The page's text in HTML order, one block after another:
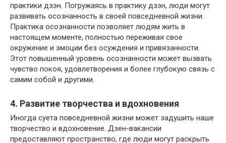
практики дзэн. Погружаясь в практику дзэн, люди могут
развивать осознанность в своей повседневной жизни.
Практика осознанности позволяет людям жить в
настоящем моменте, полностью переживая свое
окружение и эмоции без осуждения и привязанности.
Этот повышенный уровень осознанности может вызвать
чувство покоя, удовлетворения и более глубокую связь с
самим собой и другими.
4. Развитие творчества и вдохновения
Иногда суета повседневной жизни может задушить наше
творчество и вдохновение. Дзен-вакансии
предоставляют пространство, где люди могут раскрыть